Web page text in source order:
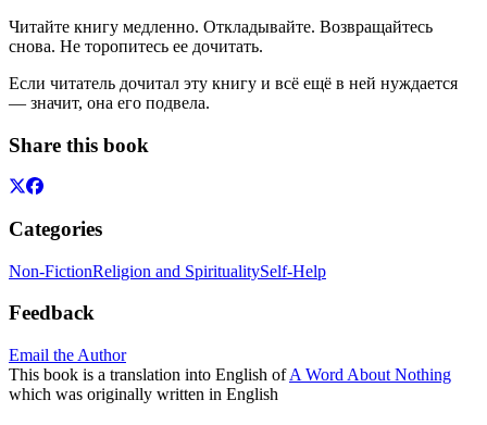
Читайте книгу медленно. Откладывайте. Возвращайтесь
снова. Не торопитесь ее дочитать.
Если читатель дочитал эту книгу и всё ещё в ней нуждается
— значит, она его подвела.
Share this book
Categories
Non-FictionReligion and SpiritualitySelf-Help
Feedback
Email the Author
This book is a translation into English ofA Word About Nothing
which was originally written in English